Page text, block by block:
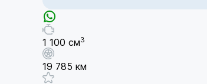
1 100 см3
19 785 км